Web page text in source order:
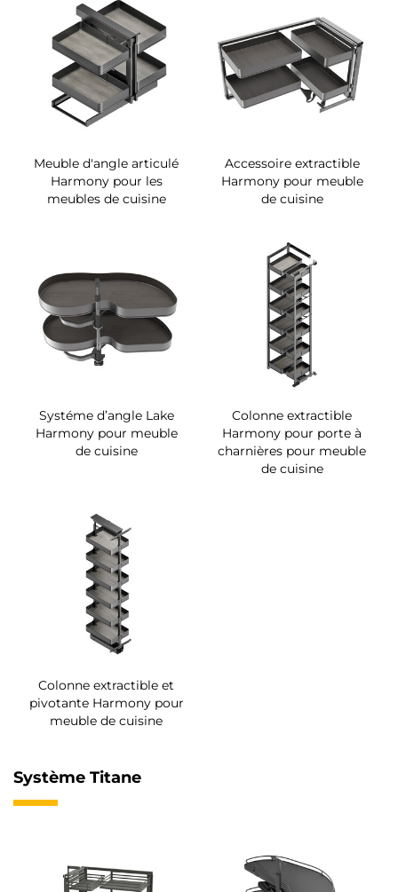
Meuble d'angle articulé
Harmony pour les
meubles de cuisine
Accessoire extractible
Harmony pour meuble
de cuisine
Systéme d’angle Lake
Harmony pour meuble
de cuisine
Colonne extractible
Harmony pour porte à
charnières pour meuble
de cuisine
Colonne extractible et
pivotante Harmony pour
meuble de cuisine
Système Titane